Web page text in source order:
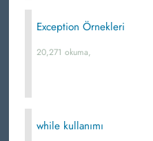
Exception Örnekleri
20,271 okuma,
while kullanımı